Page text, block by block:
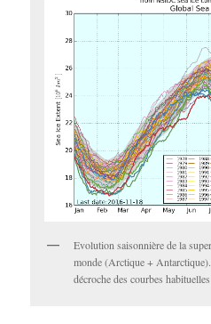
Evolution saisonnière de la
monde (Arctique +
décroche des courbes